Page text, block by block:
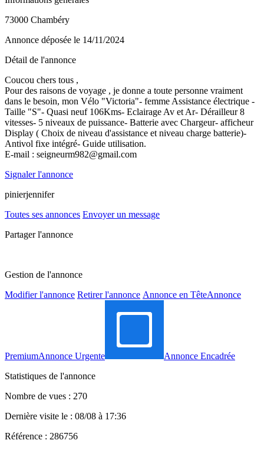
73000 Chambéry
Annonce déposée le 14/11/2024
Détail de l'annonce
Coucou chers tous ,
Pour des raisons de voyage , je donne a toute personne vraiment
dans le besoin, mon Vélo "Victoria"- femme Assistance électrique -
Taille "S"- Quasi neuf 106Kms- Eclairage Av et Ar- Dérailleur 8
vitesses- 5 niveaux de puissance- Batterie avec Chargeur- afficheur
Display ( Choix de niveau d'assistance et niveau charge batterie)-
Antivol fixe intégré- Guide utilisation.
E-mail : seigneurm982@gmail.com
Signaler l'annonce
pinierjennifer
Toutes ses annonces Envoyer un message
Partager l'annonce
Gestion de l'annonce
Modifier l'annonce Retirer l'annonce Annonce en TêteAnnonce
PremiumAnnonce Urgente
Annonce Encadrée
Statistiques de l'annonce
Nombre de vues : 270
Dernière visite le : 08/08 à 17:36
Référence : 286756